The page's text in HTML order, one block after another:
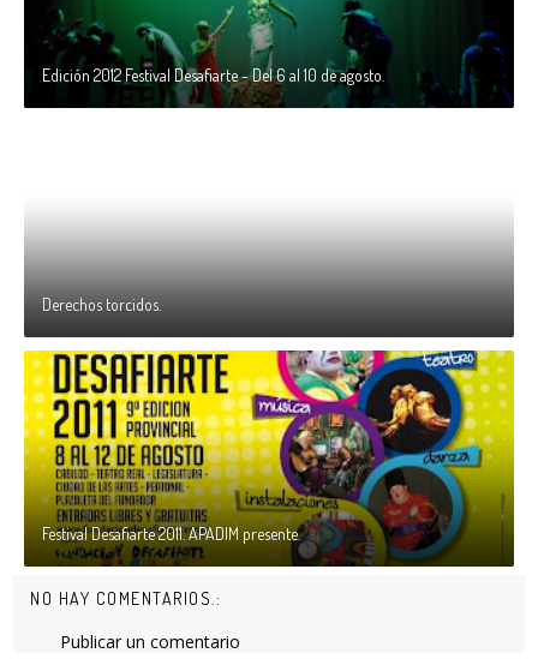
Edición 2012 Festival Desafiarte - Del 6 al 10 de agosto.
Derechos torcidos.
Festival Desafiarte 2011. APADIM presente.
NO HAY COMENTARIOS.:
Publicar un comentario